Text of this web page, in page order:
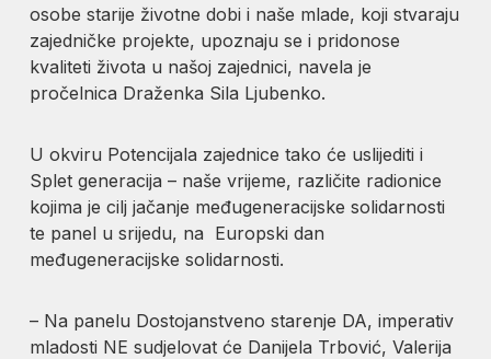
osobe starije životne dobi i naše mlade, koji stvaraju
zajedničke projekte, upoznaju se i pridonose
kvaliteti života u našoj zajednici, navela je
pročelnica Draženka Sila Ljubenko.
U okviru Potencijala zajednice tako će uslijediti i
Splet generacija – naše vrijeme, različite radionice
kojima je cilj jačanje međugeneracijske solidarnosti
te panel u srijedu, na Europski dan
međugeneracijske solidarnosti.
– Na panelu Dostojanstveno starenje DA, imperativ
mladosti NE sudjelovat će Danijela Trbović, Valerija